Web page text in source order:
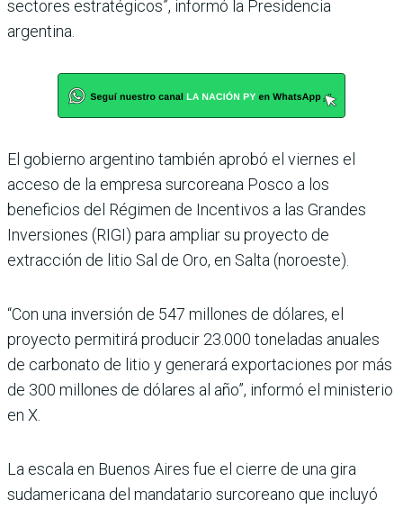
sectores estratégicos”, informó la Presidencia
argentina.
El gobierno argentino también aprobó el viernes el
acceso de la empresa surcoreana Posco a los
beneficios del Régimen de Incentivos a las Grandes
Inversiones (RIGI) para ampliar su proyecto de
extracción de litio Sal de Oro, en Salta (noroeste).
“Con una inversión de 547 millones de dólares, el
proyecto permitirá producir 23.000 toneladas anuales
de carbonato de litio y generará exportaciones por más
de 300 millones de dólares al año”, informó el ministerio
en X.
La escala en Buenos Aires fue el cierre de una gira
sudamericana del mandatario surcoreano que incluyó